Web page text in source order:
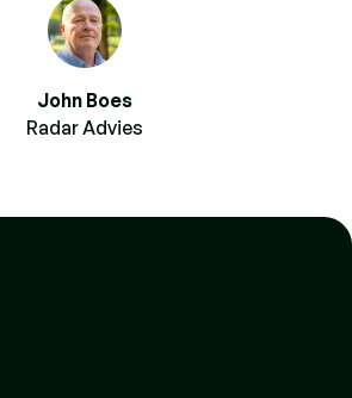
John Boes
Radar Advies